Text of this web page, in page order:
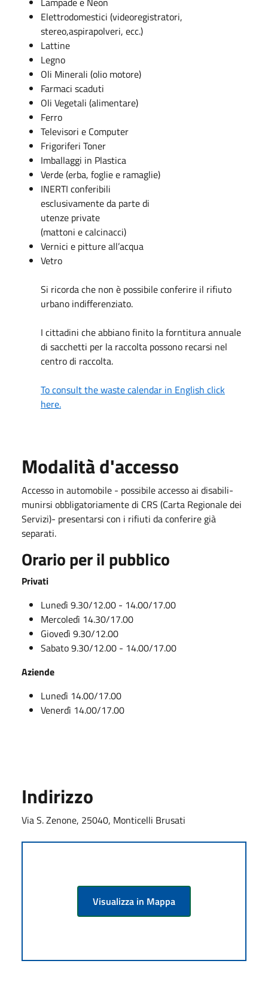
Elettrodomestici (videoregistratori,
stereo,aspirapolveri, ecc.)
Lattine
Legno
Oli Minerali (olio motore)
Farmaci scaduti
Oli Vegetali (alimentare)
Ferro
Televisori e Computer
Frigoriferi Toner
Imballaggi in Plastica
Verde (erba, foglie e ramaglie)
INERTI conferibili
esclusivamente da parte di
utenze private
(mattoni e calcinacci)
Vernici e pitture all’acqua
Vetro
Si ricorda che non è possibile conferire il rifiuto
urbano indifferenziato.
I cittadini che abbiano finito la forntitura annuale
di sacchetti per la raccolta possono recarsi nel
centro di raccolta.
To consult the waste calendar in English click
here.
Modalità d'accesso
Accesso in automobile - possibile accesso ai disabili-
munirsi obbligatoriamente di CRS (Carta Regionale dei
Servizi)- presentarsi con i rifiuti da conferire già
separati.
Orario per il pubblico
Privati
Lunedì 9.30/12.00 - 14.00/17.00
Mercoledì 14.30/17.00
Giovedì 9.30/12.00
Sabato 9.30/12.00 - 14.00/17.00
Aziende
Lunedì 14.00/17.00
Venerdì 14.00/17.00
Indirizzo
Via S. Zenone, 25040, Monticelli Brusati
Visualizza in Mappa